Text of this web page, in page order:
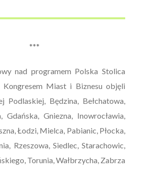
***
nad programem Polska Stolica
Kongresem Miast i Biznesu objęli
Podlaskiej, Będzina, Bełchatowa,
Gdańska, Gniezna, Inowrocławia,
Łodzi, Mielca, Pabianic, Płocka,
Rzeszowa, Siedlec, Starachowic,
Torunia, Wałbrzycha, Zabrza